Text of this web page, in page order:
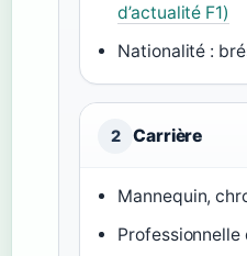
d’actualité F1)
Nationalité :
2 Carrière
Mannequin,